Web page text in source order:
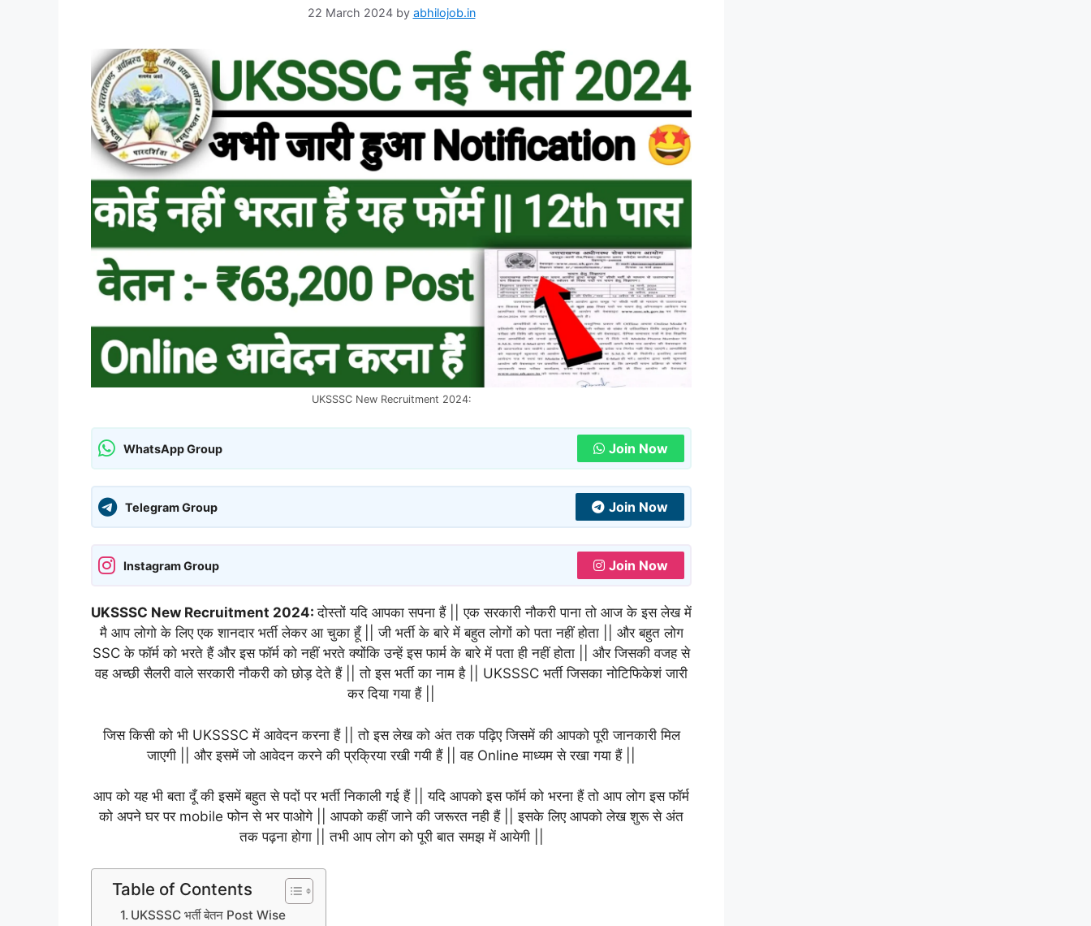
22 March 2024 by abhilojob.in
UKSSSC New Recruitment 2024:
WhatsApp Group Join Now
Telegram Group Join Now
Instagram Group Join Now
UKSSSC New Recruitment 2024:दोस्तों यदि आपका सपना हैं || एक सरकारी नौकरी पाना तो आज के इस लेख में
मै आप लोगो के लिए एक शानदार भर्ती लेकर आ चुका हूँ || जी भर्ती के बारे में बहुत लोगों को पता नहीं होता || और बहुत लोग
SSC के फॉर्म को भरते हैं और इस फॉर्म को नहीं भरते क्योंकि उन्हें इस फार्म के बारे में पता ही नहीं होता || और जिसकी वजह से
वह अच्छी सैलरी वाले सरकारी नौकरी को छोड़ देते हैं || तो इस भर्ती का नाम है || UKSSSC भर्ती जिसका नोटिफिकेशं जारी
कर दिया गया हैं ||
जिस किसी को भी UKSSSC में आवेदन करना हैं || तो इस लेख को अंत तक पढ़िए जिसमें की आपको पूरी जानकारी मिल
जाएगी || और इसमें जो आवेदन करने की प्रक्रिया रखी गयी हैं || वह Online माध्यम से रखा गया हैं ||
आप को यह भी बता दूँ की इसमें बहुत से पदों पर भर्ती निकाली गई हैं || यदि आपको इस फॉर्म को भरना हैं तो आप लोग इस फॉर्म
को अपने घर पर mobile फोन से भर पाओगे || आपको कहीं जाने की जरूरत नही हैं || इसके लिए आपको लेख शुरू से अंत
तक पढ़ना होगा || तभी आप लोग को पूरी बात समझ में आयेगी ||
Table of Contents
UKSSSC भर्ती बेतन Post Wise